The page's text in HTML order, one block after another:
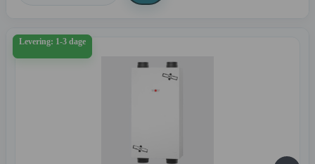
Levering: 1-3 dage